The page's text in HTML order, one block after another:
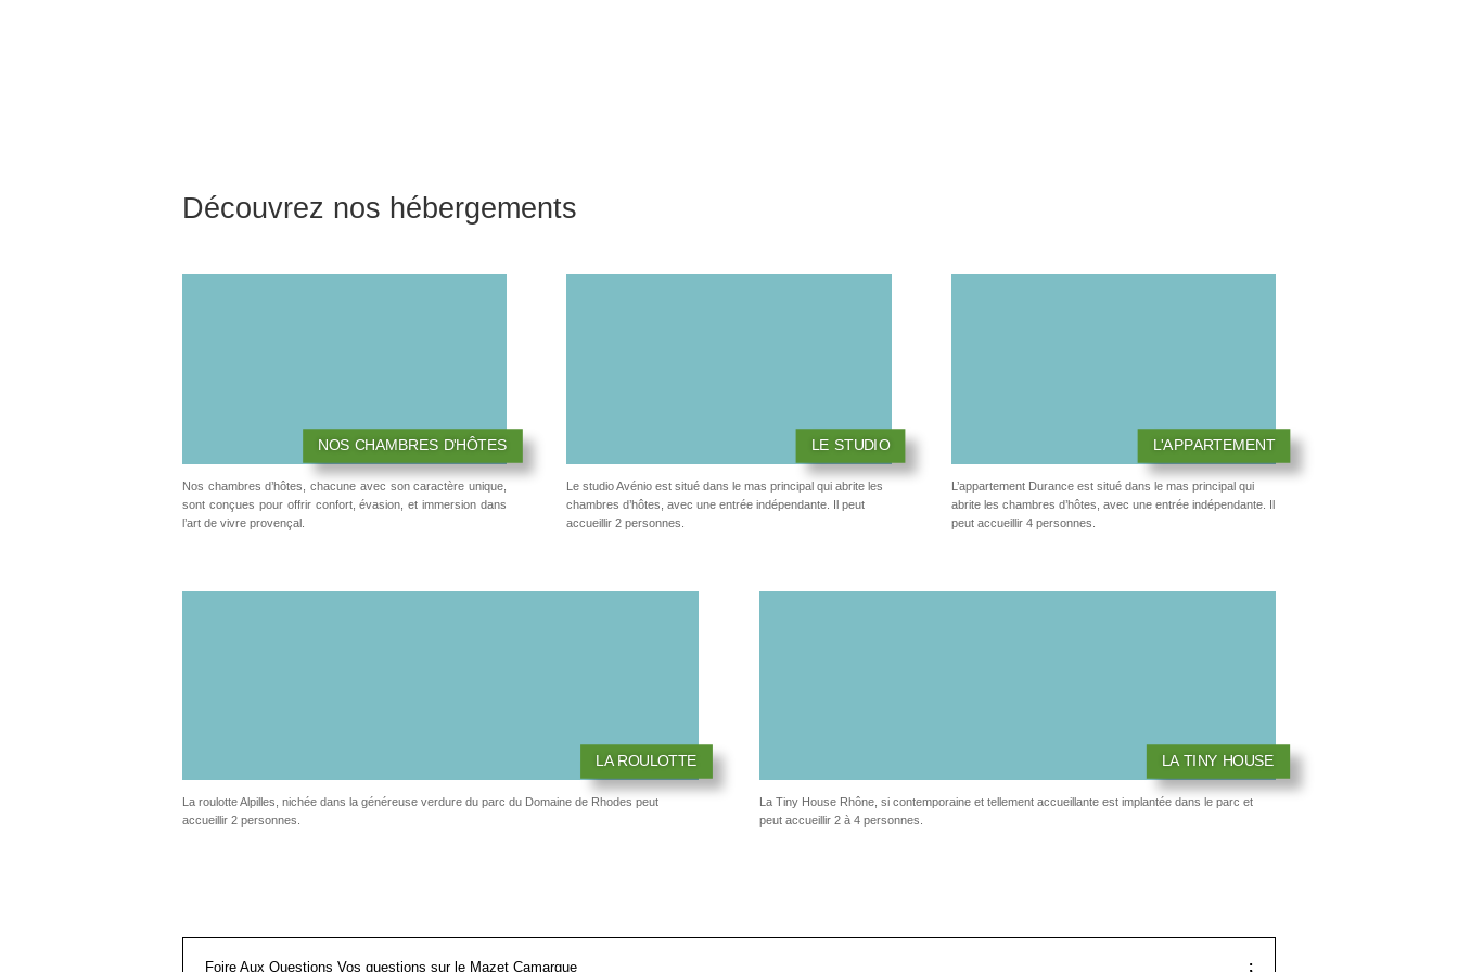
Découvrez nos hébergements
NOS CHAMBRES D'HÔTES
Nos chambres d’hôtes, chacune avec son caractère unique,
sont conçues pour offrir confort, évasion, et immersion dans
l’art de vivre provençal.
LE STUDIO
Le studio Avénio est situé dans le mas principal qui abrite les
chambres d’hôtes, avec une entrée indépendante. Il peut
accueillir 2 personnes.
L'APPARTEMENT
L’appartement Durance est situé dans le mas principal qui
abrite les chambres d’hôtes, avec une entrée indépendante. Il
peut accueillir 4 personnes.
LA ROULOTTE
La roulotte Alpilles, nichée dans la généreuse verdure du parc du Domaine de Rhodes peut
accueillir 2 personnes.
LA TINY HOUSE
La Tiny House Rhône, si contemporaine et tellement accueillante est implantée dans le parc et
peut accueillir 2 à 4 personnes.
Foire Aux Questions Vos questions sur le Mazet Camargue